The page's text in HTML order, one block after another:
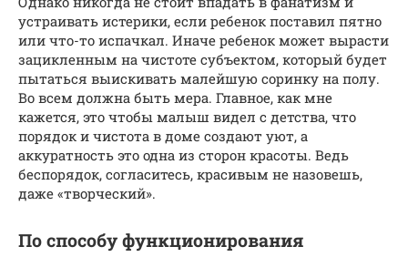
устраивать истерики, если ребенок поставил пятно
или что-то испачкал. Иначе ребенок может вырасти
зацикленным на чистоте субъектом, который будет
пытаться выискивать малейшую соринку на полу.
Во всем должна быть мера. Главное, как мне
кажется, это чтобы малыш видел с детства, что
порядок и чистота в доме создают уют, а
аккуратность это одна из сторон красоты. Ведь
беспорядок, согласитесь, красивым не назовешь,
даже «творческий».
По способу функционирования